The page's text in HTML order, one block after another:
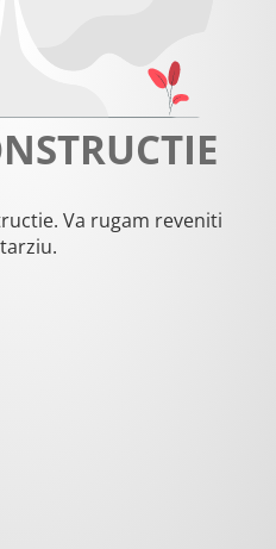
Va rugam reveniti